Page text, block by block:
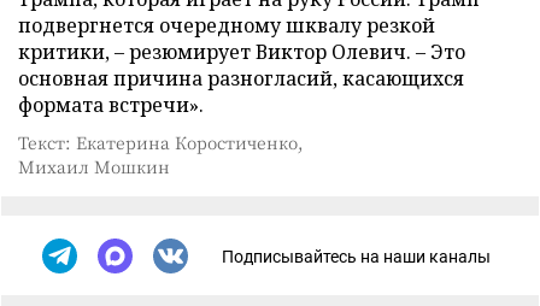
подвергнется очередному шквалу резкой
критики, – резюмирует Виктор Олевич. – Это
основная причина разногласий, касающихся
формата встречи».
Текст: Екатерина Коростиченко,
Михаил Мошкин
Подписывайтесь на наши каналы